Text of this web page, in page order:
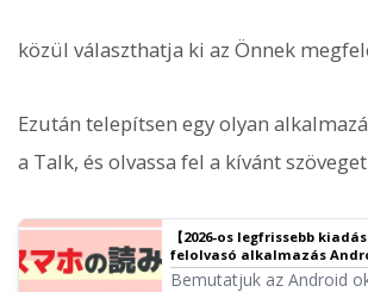
közül választhatja ki az Önnek
Ezután telepítsen egy olyan
a Talk, és olvassa fel a kívánt
【2026-os legfrissebb
felolvasó alkalmazás
okostelefonokhoz!
Bemutatjuk az Android